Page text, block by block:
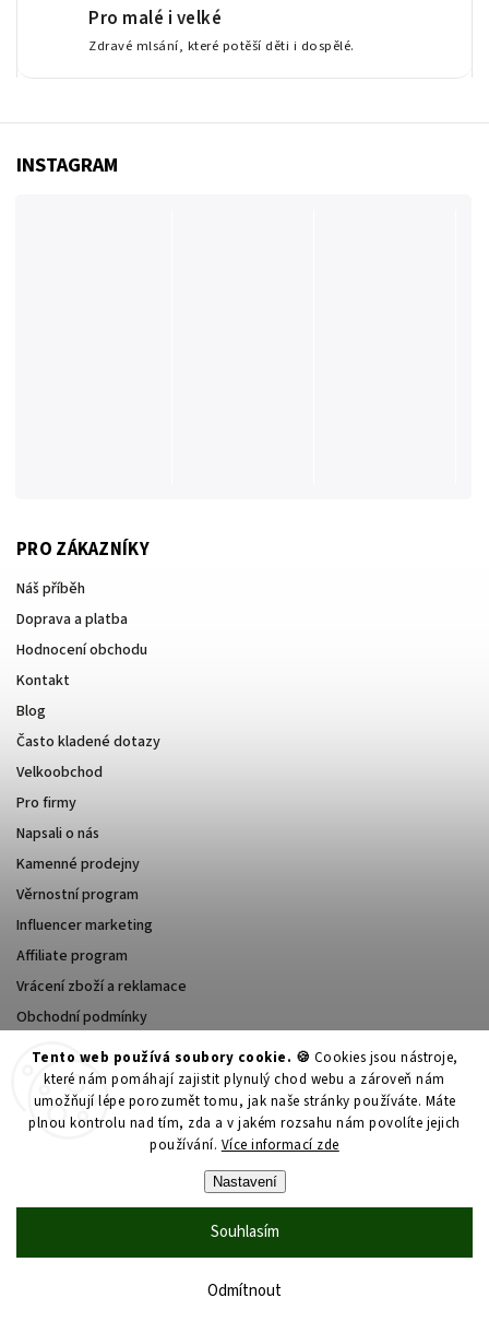
Tento web používá soubory cookie. 🍪 Cookies jsou nástroje,
které nám pomáhají zajistit plynulý chod webu a zároveň nám
umožňují lépe porozumět tomu, jak naše stránky používáte. Máte
plnou kontrolu nad tím, zda a v jakém rozsahu nám povolíte jejich
používání. Více informací zde
Nastavení
Odmítnout
Souhlasím
Pro malé i velké
Zdravé mlsání, které potěší děti i dospělé.
INSTAGRAM
PRO ZÁKAZNÍKY
Náš příběh
Doprava a platba
Hodnocení obchodu
Kontakt
Blog
Často kladené dotazy
Velkoobchod
Pro firmy
Napsali o nás
Kamenné prodejny
Věrnostní program
Influencer marketing
Affiliate program
Vrácení zboží a reklamace
Obchodní podmínky
Podmínky ochrany osobních údajů
PŘIHLÁŠENÍ
Heslo